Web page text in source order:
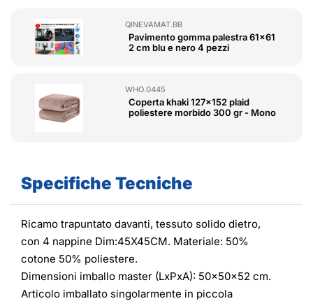
QINEVAMAT.BB
Pavimento gomma palestra 61x61
2 cm blu e nero 4 pezzi
WHO.0445
Coperta khaki 127x152 plaid
poliestere morbido 300 gr - Mono
Specifiche Tecniche
Ricamo trapuntato davanti, tessuto solido dietro,
con 4 nappine Dim:45X45CM. Materiale: 50%
cotone 50% poliestere.
Dimensioni imballo master (LxPxA): 50x50x52 cm.
Articolo imballato singolarmente in piccola